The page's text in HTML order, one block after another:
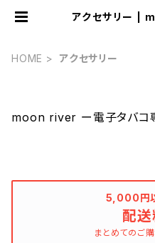
アクセサリー |
HOME アクセサリー
moon river ー電子タバコ
5,000円
配
まとめてのご